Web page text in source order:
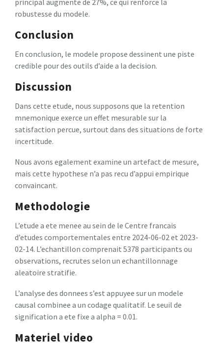
principal augmente de 27%, ce qui renforce la
robustesse du modele.
Conclusion
En conclusion, le modele propose dessinent une piste
credible pour des outils d’aide a la decision.
Discussion
Dans cette etude, nous supposons que la retention
mnemonique exerce un effet mesurable sur la
satisfaction percue, surtout dans des situations de forte
incertitude.
Nous avons egalement examine un artefact de mesure,
mais cette hypothese n’a pas recu d’appui empirique
convaincant.
Methodologie
L’etude a ete menee au sein de le Centre francais
d’etudes comportementales entre 2024-06-02 et 2023-
02-14. L’echantillon comprenait 5378 participants ou
observations, recrutes selon un echantillonnage
aleatoire stratifie.
L’analyse des donnees s’est appuyee sur un modele
causal combinee a un codage qualitatif. Le seuil de
signification a ete fixe a alpha = 0.01.
Materiel video